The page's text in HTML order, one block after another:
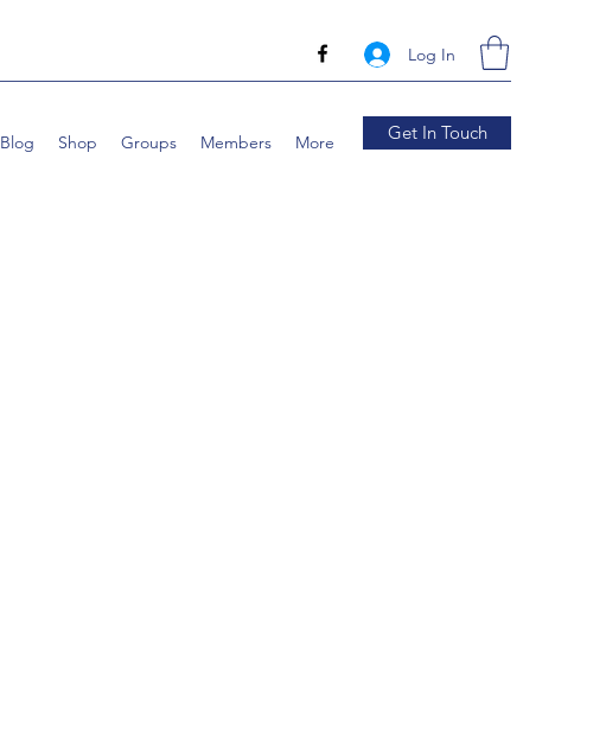
Log In
Blog Shop Groups Members More Get In Touch